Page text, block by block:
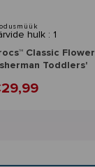
hulk : 1
Classic Flower
Toddlers'